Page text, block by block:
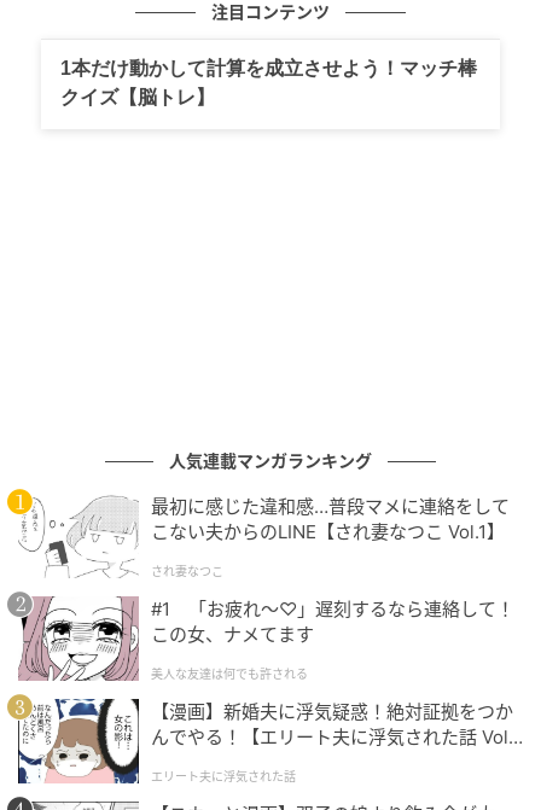
注目コンテンツ
1本だけ動かして計算を成立させよう！マッチ棒
クイズ【脳トレ】
人気連載マンガランキング
最初に感じた違和感…普段マメに連絡をして
こない夫からのLINE【され妻なつこ Vol.1】
され妻なつこ
#1 「お疲れ〜♡」遅刻するなら連絡して！
この女、ナメてます
美人な友達は何でも許される
【漫画】新婚夫に浮気疑惑！絶対証拠をつか
んでやる！【エリート夫に浮気された話 Vol.
エリート夫に浮気された話